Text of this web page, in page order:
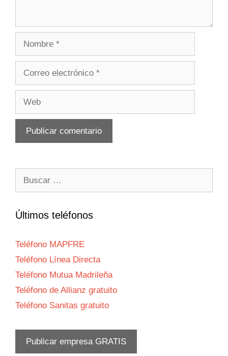
Últimos teléfonos
Teléfono MAPFRE
Teléfono Línea Directa
Teléfono Mutua Madrileña
Teléfono de Allianz gratuito
Teléfono Sanitas gratuito
Publicar empresa GRATIS